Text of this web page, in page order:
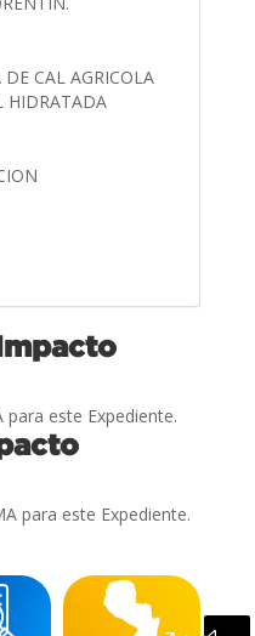
CAL AGRICOLA
HIDRATADA
este Expediente.
para este Expediente.